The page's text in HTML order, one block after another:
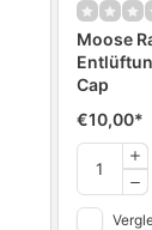
Moose
Cap
€10,00*